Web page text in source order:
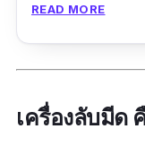
ป้องกันฝุ่นเข้าไป
สะดวก สามาร
READ MORE
เครื่องลับมีด